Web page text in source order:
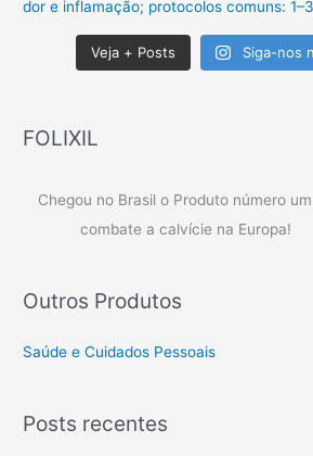
Veja + Posts Siga-nos
FOLIXIL
Chegou no Brasil o Produto número
combate a calvície na Europa!
Outros Produtos
Saúde e Cuidados Pessoais
Posts recentes